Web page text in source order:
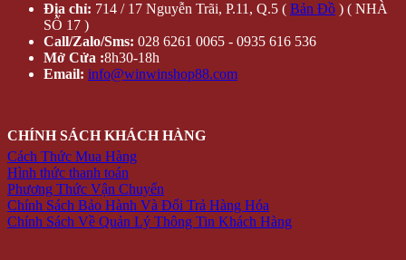
Địa chỉ: 714 / 17 Nguyễn Trãi, P.11, Q.5 ( Bản Đồ ) ( NHÀ
SỐ 17 )
Call/Zalo/Sms: 028 6261 0065 - 0935 616 536
Mở Cửa :8h30-18h
Email: info@winwinshop88.com
CHÍNH SÁCH KHÁCH HÀNG
Cách Thức Mua Hàng
Hình thức thanh toán
Phương Thức Vận Chuyển
Chính Sách Bảo Hành Và Đổi Trả Hàng Hóa
Chính Sách Về Quản Lý Thông Tin Khách Hàng